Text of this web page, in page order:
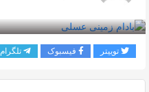
این
صفحهتوییتر فیسبوک تلگرام